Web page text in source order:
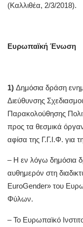
(Καλλιθέα, 2/3/2018).
Ευρωπαϊκή Ένωση
1) Δημόσια δράση
Διεύθυνσης
Παρακολούθησης
προς τα θεσμικά
αφίσα της Γ.Γ.Ι.Φ. για
– Η εν λόγω δημόσια
αυθημερόν στη
EuroGender» του
Φύλων.
– Το Ευρωπαϊκό